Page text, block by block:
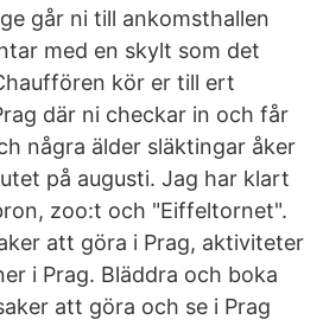
går ni till ankomsthallen
med en skylt som det
kör er till ert
där ni checkar in och får
några älder släktingar åker
på augusti. Jag har klart
zoo:t och "Eiffeltornet".
att göra i Prag, aktiviteter
i Prag. Bläddra och boka
att göra och se i Prag